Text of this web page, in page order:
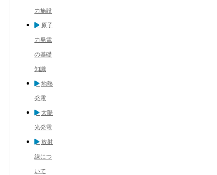
力施設
原子
力発電
の基礎
知識
地熱
発電
太陽
光発電
放射
線につ
いて